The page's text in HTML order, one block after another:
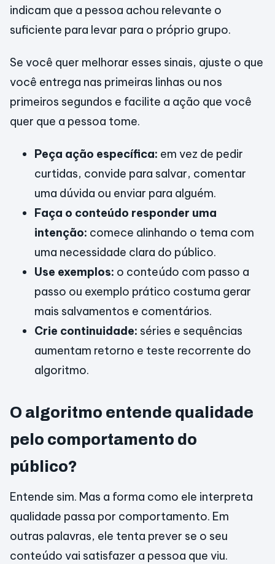
indicam que a pessoa achou relevante o
suficiente para levar para o próprio grupo.
Se você quer melhorar esses sinais, ajuste o que
você entrega nas primeiras linhas ou nos
primeiros segundos e facilite a ação que você
quer que a pessoa tome.
Peça ação específica: em vez de pedir
curtidas, convide para salvar, comentar
uma dúvida ou enviar para alguém.
Faça o conteúdo responder uma
intenção: comece alinhando o tema com
uma necessidade clara do público.
Use exemplos: o conteúdo com passo a
passo ou exemplo prático costuma gerar
mais salvamentos e comentários.
Crie continuidade: séries e sequências
aumentam retorno e teste recorrente do
algoritmo.
O algoritmo entende qualidade
pelo comportamento do
público?
Entende sim. Mas a forma como ele interpreta
qualidade passa por comportamento. Em
outras palavras, ele tenta prever se o seu
conteúdo vai satisfazer a pessoa que viu.